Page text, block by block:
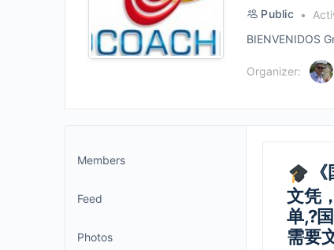
Public
BIENVENIDOS
Organizer:
Members
Feed
Photos
文凭
单,?
需要